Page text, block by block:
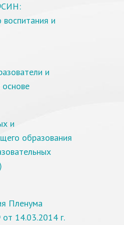
воспитания и
и
и
образования
Пленума
14.03.2014 г.